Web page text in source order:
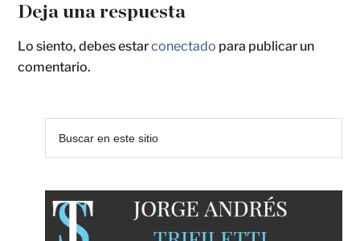
Deja una respuesta
Lo siento, debes estarconectado para publicar un
comentario.